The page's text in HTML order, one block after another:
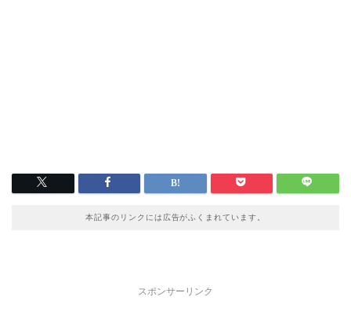
本記事のリンクには広告がふくまれています。
スポンサーリンク